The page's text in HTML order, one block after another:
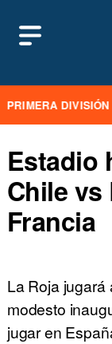
PRIMERA DIVISIÓN
Estadio
Chile vs
Francia
La Roja jugará
modesto
jugar en